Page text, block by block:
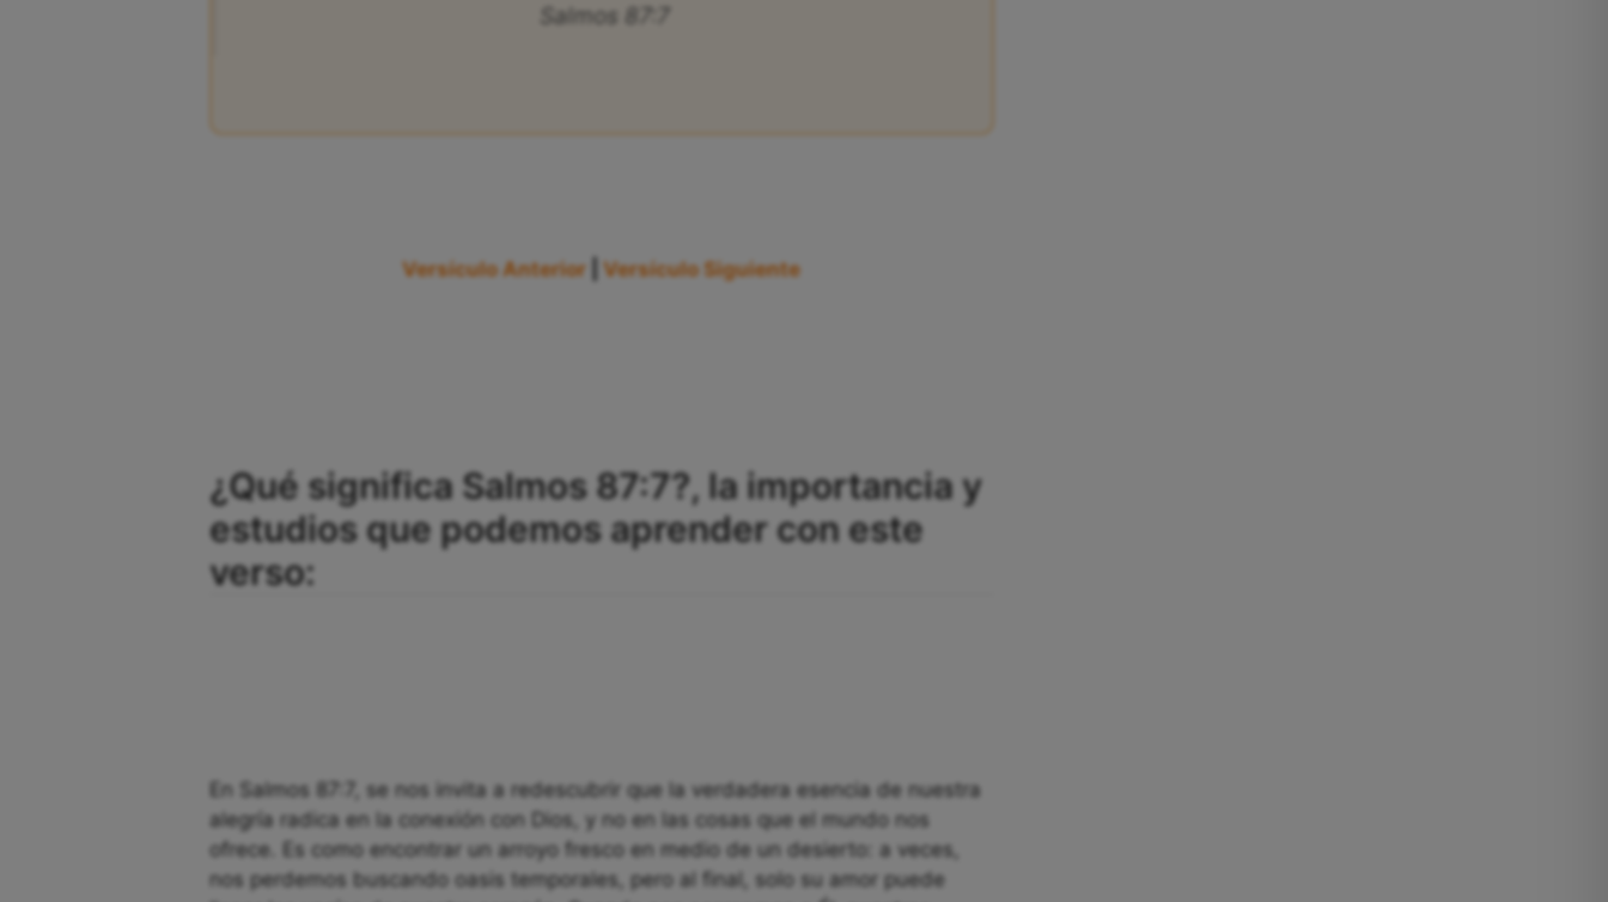
Salmos 87:7
Versículo Anterior |Versículo Siguiente
¿Qué significa Salmos 87:7?, la importancia y
estudios que podemos aprender con este
verso:
En Salmos 87:7, se nos invita a redescubrir que la verdadera esencia de nuestra
alegría radica en la conexión con Dios, y no en las cosas que el mundo nos
ofrece. Es como encontrar un arroyo fresco en medio de un desierto: a veces,
nos perdemos buscando oasis temporales, pero al final, solo su amor puede